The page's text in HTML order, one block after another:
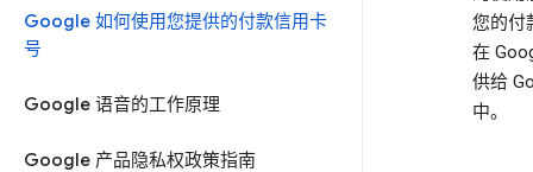
Google 如何使用您提供的付款信用卡
号
Google 语音的工作原理
Google 产品隐私权政策指南
您的付
在
供给
中。